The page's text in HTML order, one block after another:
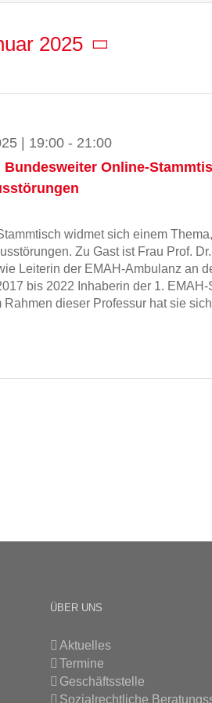
2025
Bundesweiter Online-
| 19:00 - 21:00
widmet sich einem
Zu Gast ist Frau Prof.
Leiterin der EMAH-Ambulanz an
bis 2022 Inhaberin der 1.
Rahmen dieser Professur hat sie sich
ÜBER UNS
Aktuelles
Termine
Geschäftsstelle
Sozialrechtliche